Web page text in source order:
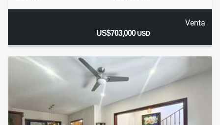
Venta
US$703,000USD